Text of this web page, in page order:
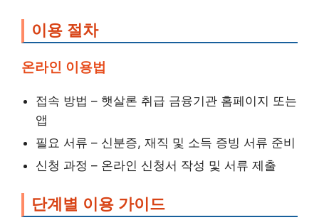
이용 절차
온라인 이용법
접속 방법 – 햇살론 취급 금융기관 홈페이지 또는
앱
필요 서류 – 신분증, 재직 및 소득 증빙 서류 준비
신청 과정 – 온라인 신청서 작성 및 서류 제출
단계별 이용 가이드